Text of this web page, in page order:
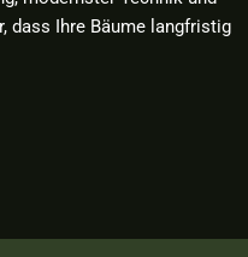
dass Ihre Bäume langfristig